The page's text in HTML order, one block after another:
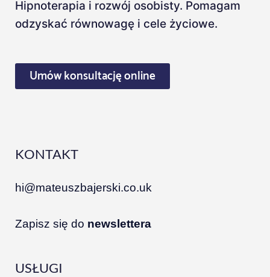
Hipnoterapia i rozwój osobisty. Pomagam
odzyskać równowagę i cele życiowe.
Umów konsultację online
KONTAKT
hi@mateuszbajerski.co.uk
Zapisz się do newslettera
USŁUGI